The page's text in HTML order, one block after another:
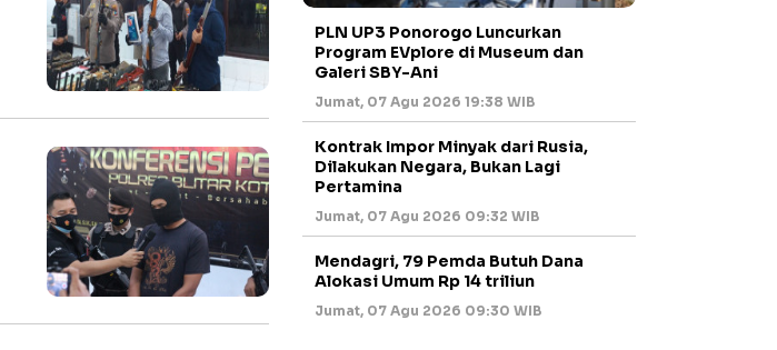
PLN UP3 Ponorogo Luncurkan
Program EVplore di Museum dan
Galeri SBY-Ani
Jumat, 07 Agu 2026 19:38 WIB
Kontrak Impor Minyak dari Rusia,
Dilakukan Negara, Bukan Lagi
Pertamina
Jumat, 07 Agu 2026 09:32 WIB
Mendagri, 79 Pemda Butuh Dana
Alokasi Umum Rp 14 triliun
Jumat, 07 Agu 2026 09:30 WIB